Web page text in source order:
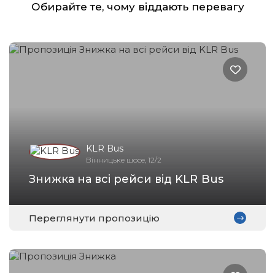
Обирайте те, чому віддають перевагу
KLR Bus
Вінницьке шосе, 12/2
Знижка на всі рейси від KLR Bus
Переглянути пропозицію